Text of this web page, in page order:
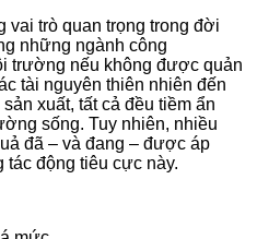
vai trò quan trọng trong đời
những ngành công
trường nếu không được quản
tài nguyên thiên nhiên đến
xuất, tất cả đều tiềm ẩn
sống. Tuy nhiên, nhiều
đã – và đang – được áp
tác động tiêu cực này.